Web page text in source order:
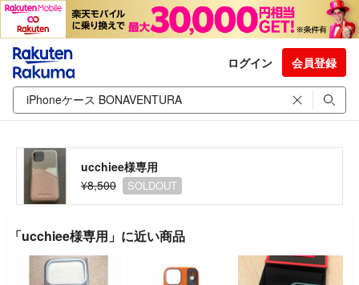
ログイン 会員登録
ucchiee様専用
¥8,500
SOLDOUT
「ucchiee様専用」に近い商品